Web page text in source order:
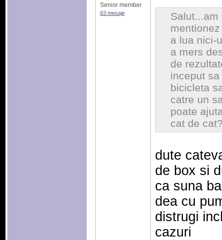
Senior member
63 mesaje
a lua nici-
a mers
de
inceput
bicicleta
catre un
poate
cat de
dute
de box si
ca suna
dea cu
distrugi
cazuri